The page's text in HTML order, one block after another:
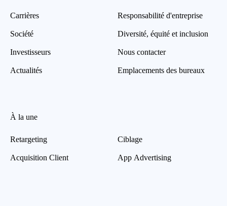
Carrières
Société
Investisseurs
Actualités
Responsabilité d'entreprise
Diversité, équité et inclusion
Nous contacter
Emplacements des bureaux
À la une
Retargeting
Acquisition Client
Ciblage
App Advertising